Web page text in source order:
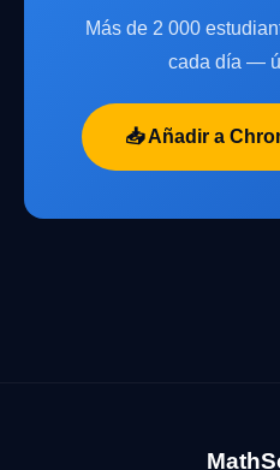
Más de 2 000
cada día —
📥 Añadir a